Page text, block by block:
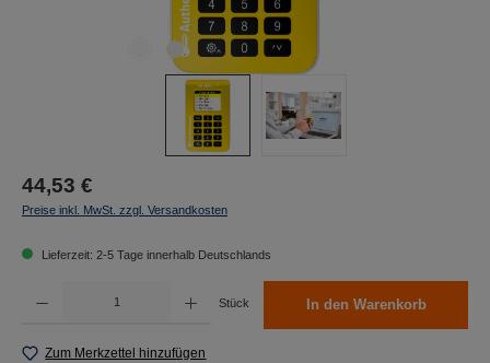
44,53 €
Preise inkl. MwSt. zzgl. Versandkosten
Lieferzeit: 2-5 Tage innerhalb Deutschlands
Stück In den Warenkorb
Zum Merkzettel hinzufügen